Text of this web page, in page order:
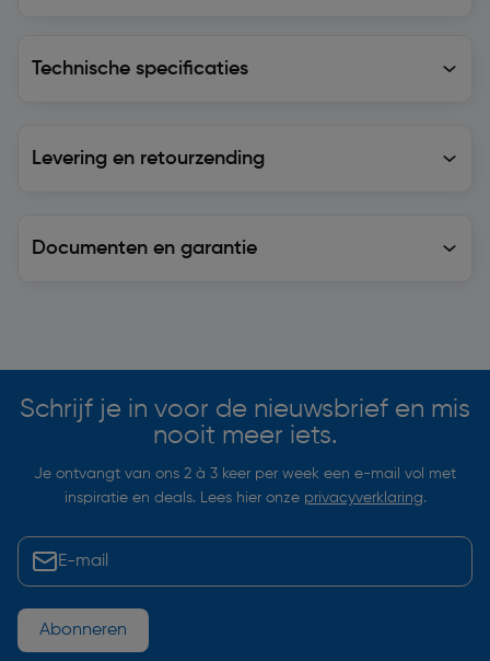
Technische specificaties
Levering en retourzending
Documenten en garantie
Schrijf je in voor de nieuwsbrief en mis
nooit meer iets.
Je ontvangt van ons 2 à 3 keer per week een e-mail vol met
inspiratie en deals. Lees hier onze privacyverklaring.
Abonneren